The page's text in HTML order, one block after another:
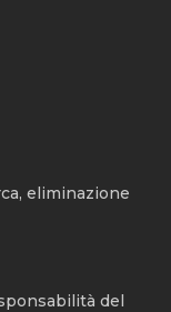
eliminazione
del